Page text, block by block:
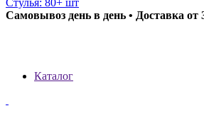
Стулья: 80+ шт
Самовывоз день в день • Доставка от
Каталог